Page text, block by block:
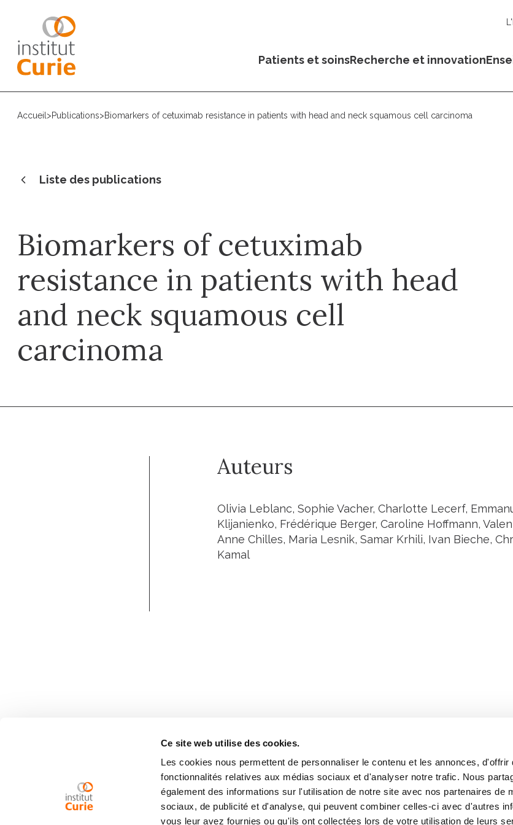
Ce site web utilise des cookies.
Les cookies nous permettent de personnaliser le contenu et les annonces, d'offrir
fonctionnalités relatives aux médias sociaux et d'analyser notre trafic. Nous
également des informations sur l'utilisation de notre site avec nos partenaires de
sociaux, de publicité et d'analyse, qui peuvent combiner celles-ci avec d'autres
vous leur avez fournies ou qu'ils ont collectées lors de votre utilisation de leurs
Patients et soinsRecherche et innovation
Accueil >Publications>Biomarkers of cetuximab resistance in patients with head and neck squamous cell carcinoma
Liste des publications
Biomarkers of cetuximab
resistance in patients with head
and neck squamous cell
carcinoma
Auteurs
Olivia Leblanc, Sophie Vacher, Charlotte Lecerf,
Klijanienko, Frédérique Berger, Caroline Hoffmann,
Anne Chilles, Maria Lesnik, Samar Krhili, Ivan Bieche,
Kamal